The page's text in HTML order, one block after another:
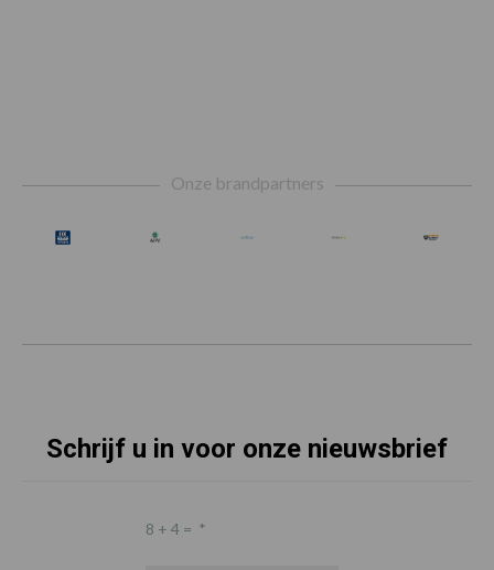
Onze brandpartners
Schrijf u in voor onze nieuwsbrief
8 + 4 = *